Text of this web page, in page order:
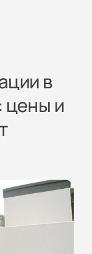
в
цены и